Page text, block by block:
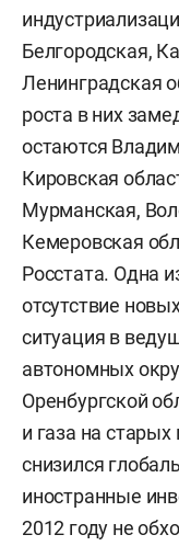
Белгородская,
Ленинградская
роста в них
остаются
Кировская
Мурманская,
Кемеровская
Росстата. Одна
отсутствие
ситуация в
автономных
Оренбургской
и газа на
снизился
иностранные
2012 году не